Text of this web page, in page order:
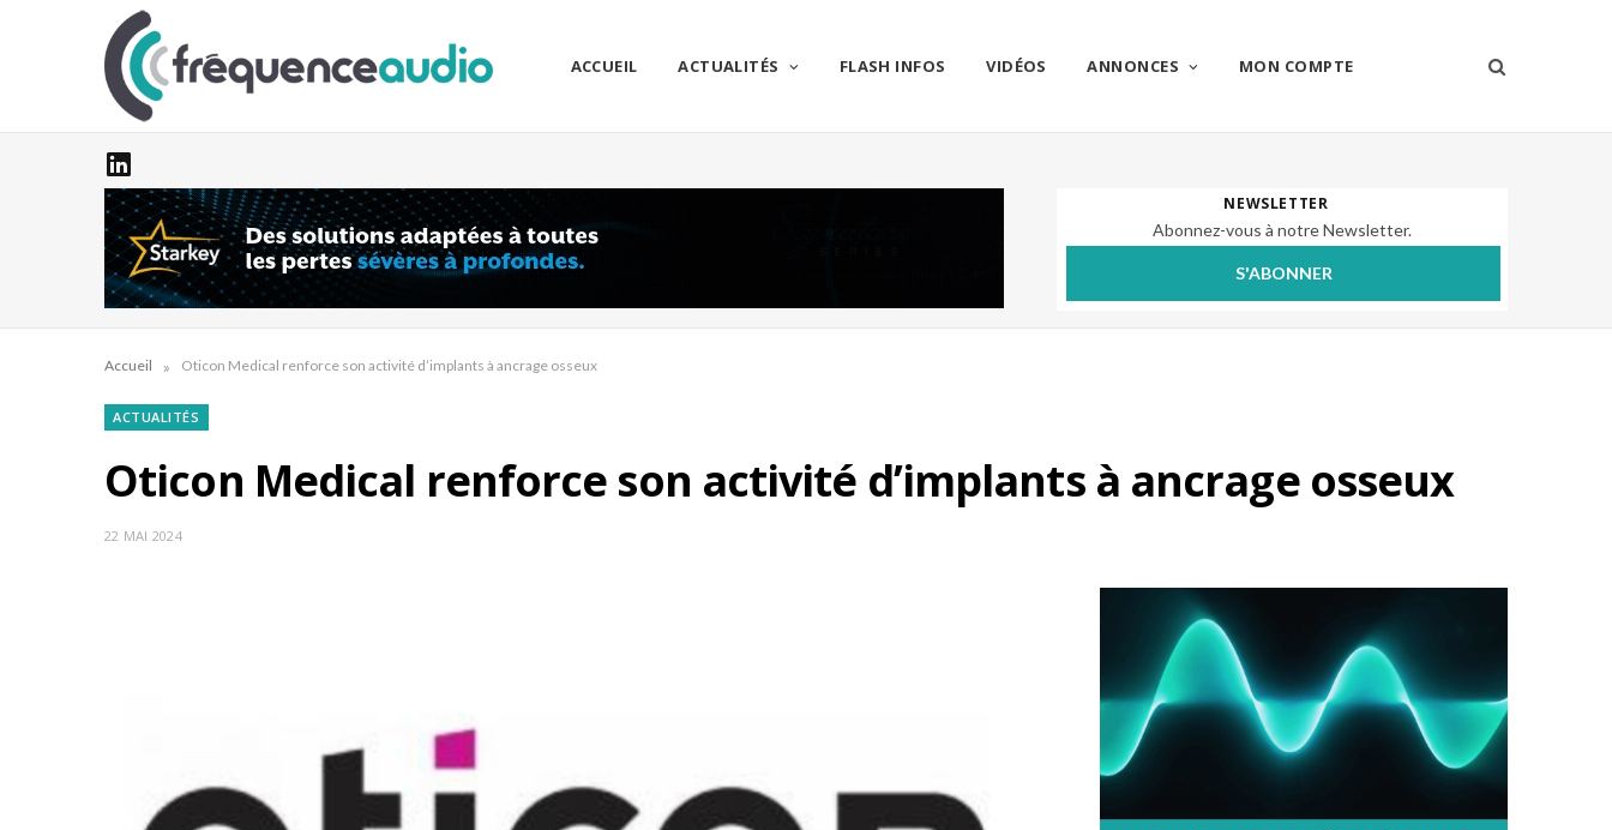
ACCUEIL ACTUALITÉS FLASH INFOS VIDÉOS ANNONCES MON COMPTE
NEWSLETTER
Abonnez-vous à notre Newsletter.
S'ABONNER
Accueil » Oticon Medical renforce son activité d’implants à ancrage osseux
ACTUALITÉS
Oticon Medical renforce son activité d’implants à ancrage osseux
22 MAI 2024